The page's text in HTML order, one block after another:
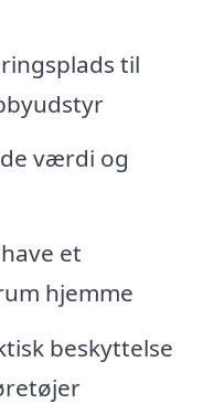
til
værdi og
et
hjemme
beskyttelse